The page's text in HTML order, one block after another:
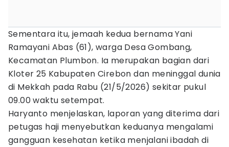
Sementara itu, jemaah kedua bernama Yani
Ramayani Abas (61), warga Desa Gombang,
Kecamatan Plumbon. Ia merupakan bagian dari
Kloter 25 Kabupaten Cirebon dan meninggal dunia
di Mekkah pada Rabu (21/5/2026) sekitar pukul
09.00 waktu setempat.
Haryanto menjelaskan, laporan yang diterima dari
petugas haji menyebutkan keduanya mengalami
gangguan kesehatan ketika menjalani ibadah di